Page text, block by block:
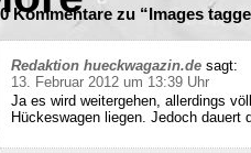
0 Kommentare zu “Images
Redaktion hueckwagazin.de sagt:
13. Februar 2012 um 13:39 Uhr
Ja es wird weitergehen, allerdings
Hückeswagen liegen. Jedoch